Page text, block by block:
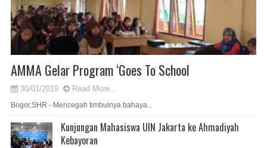
AMMA Gelar Program ‘Goes To School
30/01/2019 Read More...
Bogor,SHR - Mencegah timbulnya bahaya...
Kunjungan Mahasiswa UIN Jakarta ke Ahmadiyah
Kebayoran